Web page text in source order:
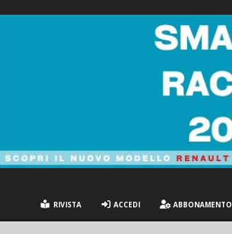
RIVISTA ACCEDI ABBONAMENTO